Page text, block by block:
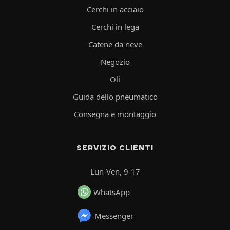
Cerchi in acciaio
Cerchi in lega
Catene da neve
Negozio
Oli
Guida dello pneumatico
Consegna e montaggio
SERVIZIO CLIENTI
Lun-Ven, 9-17
WhatsApp
Messenger